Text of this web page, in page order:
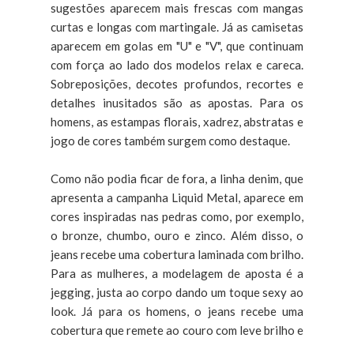
sugestões aparecem mais frescas com mangas
curtas e longas com martingale. Já as camisetas
aparecem em golas em "U" e "V", que continuam
com força ao lado dos modelos relax e careca.
Sobreposições, decotes profundos, recortes e
detalhes inusitados são as apostas. Para os
homens, as estampas florais, xadrez, abstratas e
jogo de cores também surgem como destaque.
Como não podia ficar de fora, a linha denim, que
apresenta a campanha Liquid Metal, aparece em
cores inspiradas nas pedras como, por exemplo,
o bronze, chumbo, ouro e zinco. Além disso, o
jeans recebe uma cobertura laminada com brilho.
Para as mulheres, a modelagem de aposta é a
jegging, justa ao corpo dando um toque sexy ao
look. Já para os homens, o jeans recebe uma
cobertura que remete ao couro com leve brilho e